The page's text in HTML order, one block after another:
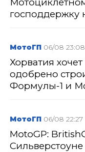
господдержку
МотоГП 06/08 23:08
Хорватия
одобрено
Формулы-1 и
МотоГП 06/08 22:27
MotoGP: